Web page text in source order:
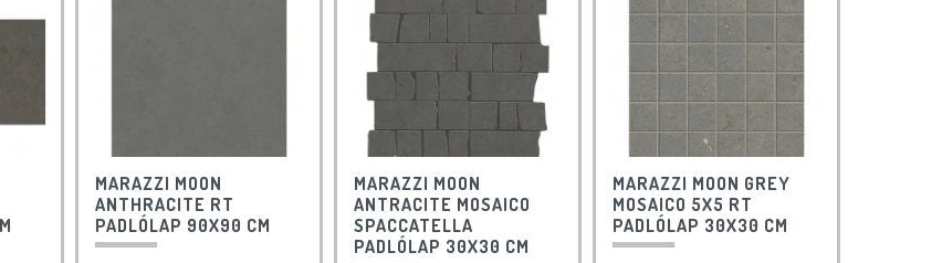
MARAZZI MOON
ANTHRACITE RT
PADLÓLAP 90X90 CM
MARAZZI MOON
ANTRACITE MOSAICO
SPACCATELLA
PADLÓLAP 30X30 CM
MARAZZI MOON GREY
MOSAICO 5X5 RT
PADLÓLAP 30X30 CM